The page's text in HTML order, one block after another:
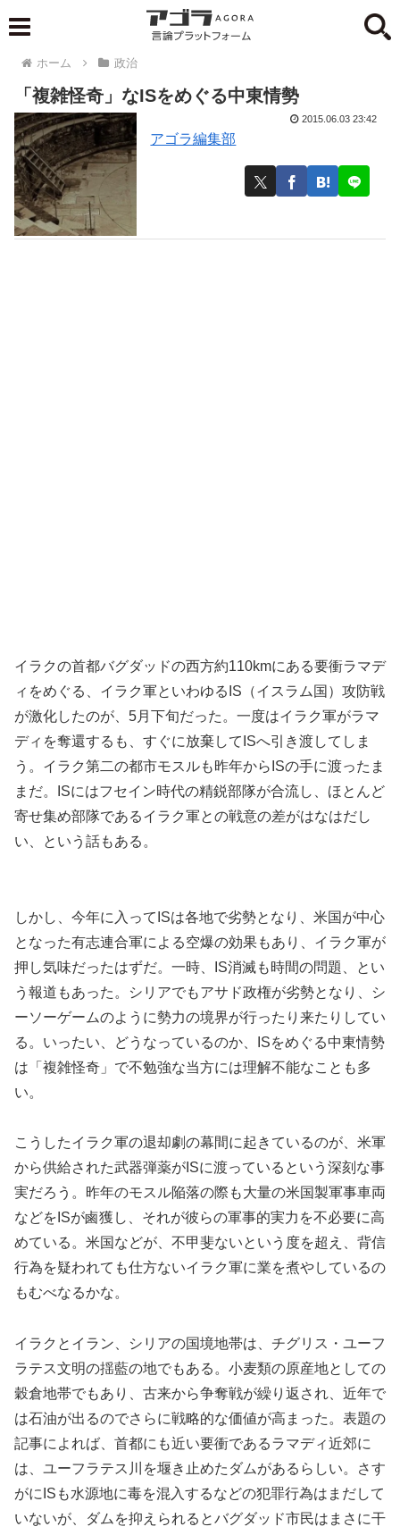
ホーム 政治
「複雑怪奇」なISをめぐる中東情勢
アゴラ編集部
2015.06.03 23:42
イラクの首都バグダッドの西方約110kmにある要衝ラマデ
ィをめぐる、イラク軍といわゆるIS（イスラム国）攻防戦
が激化したのが、5月下旬だった。一度はイラク軍がラマ
ディを奪還するも、すぐに放棄してISへ引き渡してしま
う。イラク第二の都市モスルも昨年からISの手に渡ったま
まだ。ISにはフセイン時代の精鋭部隊が合流し、ほとんど
寄せ集め部隊であるイラク軍との戦意の差がはなはだし
い、という話もある。
しかし、今年に入ってISは各地で劣勢となり、米国が中心
となった有志連合軍による空爆の効果もあり、イラク軍が
押し気味だったはずだ。一時、IS消滅も時間の問題、とい
う報道もあった。シリアでもアサド政権が劣勢となり、シ
ーソーゲームのように勢力の境界が行ったり来たりしてい
る。いったい、どうなっているのか、ISをめぐる中東情勢
は「複雑怪奇」で不勉強な当方には理解不能なことも多
い。
こうしたイラク軍の退却劇の幕間に起きているのが、米軍
から供給された武器弾薬がISに渡っているという深刻な事
実だろう。昨年のモスル陥落の際も大量の米国製軍事車両
などをISが鹵獲し、それが彼らの軍事的実力を不必要に高
めている。米国などが、不甲斐ないという度を超え、背信
行為を疑われても仕方ないイラク軍に業を煮やしているの
もむべなるかな。
イラクとイラン、シリアの国境地帯は、チグリス・ユーフ
ラテス文明の揺藍の地でもある。小麦類の原産地としての
穀倉地帯でもあり、古来から争奪戦が繰り返され、近年で
は石油が出るのでさらに戦略的な価値が高まった。表題の
記事によれば、首都にも近い要衝であるラマディ近郊に
は、ユーフラテス川を堰き止めたダムがあるらしい。さす
がにISも水源地に毒を混入するなどの犯罪行為はまだして
いないが、ダムを抑えられるとバグダッド市民はまさに干